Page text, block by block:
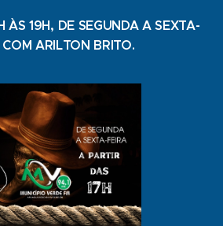
ÀS 19H, DE SEGUNDA A SEXTA-
COM ARILTON BRITO.